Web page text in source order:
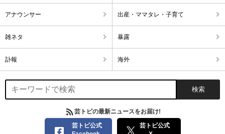
アナウンサー 出産・ママタレ・子育て
雑ネタ 暴露
訃報 海外
芸トピの最新ニュースをお届け!
芸トピ公式
芸トピ公式